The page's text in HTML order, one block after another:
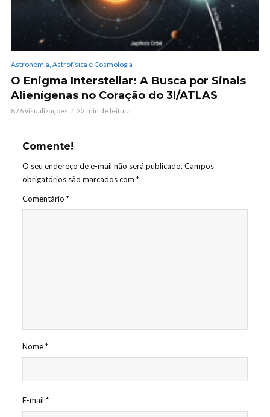
Astronomia, Astrofísica e Cosmologia
O Enigma Interstellar: A Busca por Sinais
Alienígenas no Coração do 3I/ATLAS
876 visualizações 22 min de leitura
Comente!
O seu endereço de e-mail não será publicado. Campos
obrigatórios são marcados com *
Comentário *
Nome*
E-mail *